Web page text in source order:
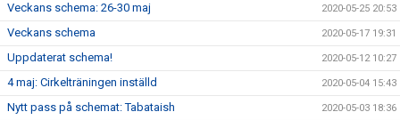
Veckans schema: 26-30 maj 2020-05-25 20:53
Veckans schema 2020-05-17 19:31
Uppdaterat schema! 2020-05-12 10:27
4 maj: Cirkelträningen inställd 2020-05-04 15:43
Nytt pass på schemat: Tabataish 2020-05-03 18:36